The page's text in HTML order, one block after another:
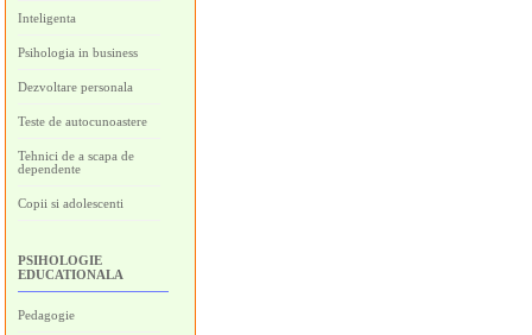
Inteligenta
Psihologia in business
Dezvoltare personala
Teste de autocunoastere
Tehnici de a scapa de
dependente
Copii si adolescenti
PSIHOLOGIE
EDUCATIONALA
Pedagogie